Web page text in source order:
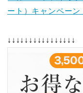
ート）キャンペー
↓↓↓↓↓↓↓↓↓↓↓↓↓↓↓↓